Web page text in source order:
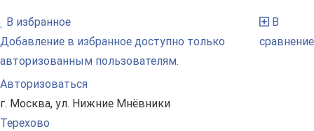
В избранное
Добавление в избранное доступно только
авторизованным пользователям.
Авторизоваться
В
сравнение
г. Москва, ул. Нижние Мнёвники
Терехово